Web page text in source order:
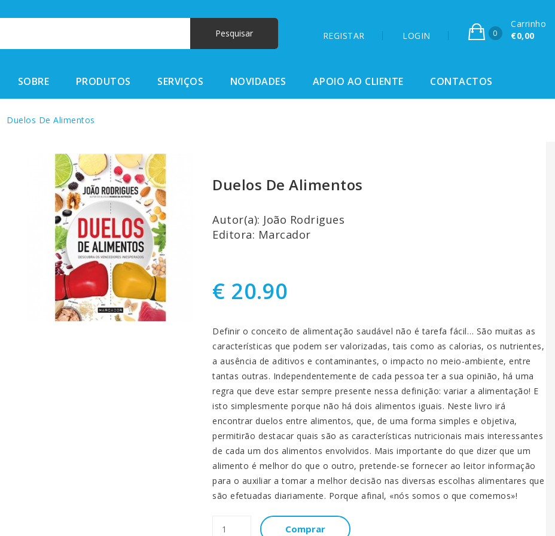
REGISTAR LOGIN 0
Carrinho
€0,00
SOBRE PRODUTOS SERVIÇOS NOVIDADES APOIO AO CLIENTE CONTACTOS
Duelos De Alimentos
Duelos De Alimentos
Autor(a): João Rodrigues
Editora: Marcador
€ 20.90
Definir o conceito de alimentação saudável não é tarefa fácil… São muitas as
características que podem ser valorizadas, tais como as calorias, os nutrientes,
a ausência de aditivos e contaminantes, o impacto no meio-ambiente, entre
tantas outras. Independentemente de cada pessoa ter a sua opinião, há uma
regra que deve estar sempre presente nessa definição: variar a alimentação! E
isto simplesmente porque não há dois alimentos iguais. Neste livro irá
encontrar duelos entre alimentos, que, de uma forma simples e objetiva,
permitirão destacar quais são as características nutricionais mais interessantes
de cada um dos alimentos envolvidos. Mais importante do que dizer que um
alimento é melhor do que o outro, pretende-se fornecer ao leitor informação
para o auxiliar a tomar a melhor decisão nas diversas escolhas alimentares que
são efetuadas diariamente. Porque afinal, «nós somos o que comemos»!
Comprar